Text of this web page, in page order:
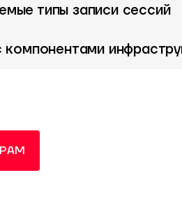
типы записи сессий
компонентами